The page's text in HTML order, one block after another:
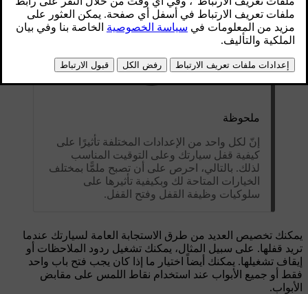
ملحوظة
إنّ لكل واحد من الإعدادات المختلفة تأثيرًا على
كيفية قفل سيارتك وعلى التوقيت المناسب
لذلك. بالتالي، احرص على أن تصبح ملمًّا بمختلف
الخيارات المتاحة لك وبكيفية تأثيرها على
سلوكيات وظيفة القفل وفتح القفل.
يمكنك تخصيص العديد من طرق الاستجابة العامة لسيارتك عندما
تريد قفلها. على سبيل المثال، يمكنك تشغيل ردود الملاحظات أو
إيقاف تشغيلها. يمكنك أيضاً اختيار ما إذا كان يجب فتح باب واحد
فقط أو جميع الأبواب عند استخدام نقاط اللمس على مقابض
الأبواب.